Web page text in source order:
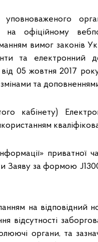
на офіційному
вимог законів
та електронний
05 жовтня 2017
змінами та
кабінету)
приватної
Заяву за формою
на відповідний
відсутності
органи, та